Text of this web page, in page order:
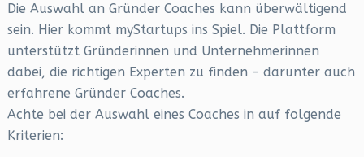
Die Auswahl an Gründer Coaches kann überwältigend
sein. Hier kommt myStartups ins Spiel. Die Plattform
unterstützt Gründerinnen und Unternehmerinnen
dabei, die richtigen Experten zu finden – darunter auch
erfahrene Gründer Coaches.
Achte bei der Auswahl eines Coaches in auf folgende
Kriterien: